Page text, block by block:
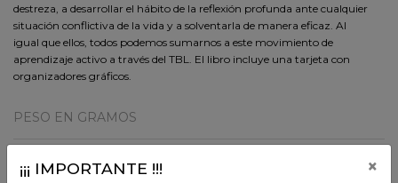
destreza, a desarrollar el hábito de la reflexión profunda ante cualquier
situación conflictiva de la vida y a solventarla de manera eficaz. Al
igual que ellos, todos podemos sumarnos a este movimiento de
aprendizaje activo a través del TBL. El libro incluye una tarjeta con
organizadores gráficos.
PESO EN GRAMOS
660 Gr.
¡¡¡ IMPORTANTE !!! ×